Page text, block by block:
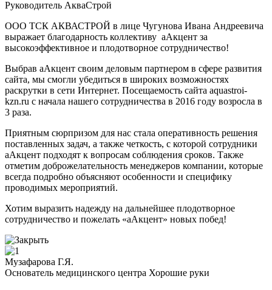
Руководитель АкваСтрой
ООО ТСК АКВАСТРОЙ в лице Чугунова Ивана Андреевича
выражает благодарность коллективу аАкцент за
высокоэффективное и плодотворное сотрудничество!
Выбрав аАкцент своим деловым партнером в сфере развития
сайта, мы смогли убедиться в широких возможностях
раскрутки в сети Интернет. Посещаемость сайта aquastroi-
kzn.ru с начала нашего сотрудничества в 2016 году возросла в
3 раза.
Приятным сюрпризом для нас стала оперативность решения
поставленных задач, а также четкость, с которой сотрудники
аАкцент подходят к вопросам соблюдения сроков. Также
отметим доброжелательность менеджеров компании, которые
всегда подробно объясняют особенности и специфику
проводимых мероприятий.
Хотим выразить надежду на дальнейшее плодотворное
сотрудничество и пожелать «аАкцент» новых побед!
Музафарова Г.Я.
Основатель медицинского центра Хорошие руки